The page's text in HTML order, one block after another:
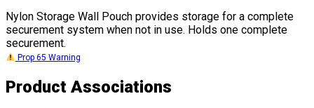
Nylon Storage Wall Pouch provides storage for a complete
securement system when not in use. Holds one complete
securement.
Prop 65 Warning
Product Associations